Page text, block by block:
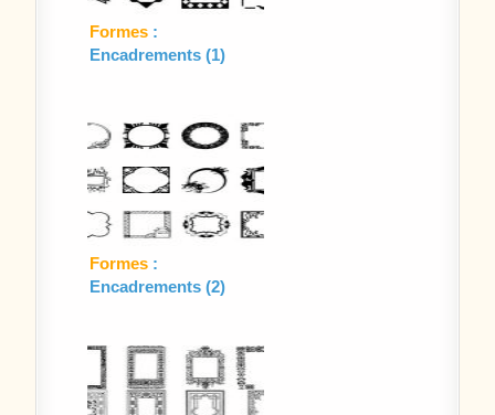
Formes :
Encadrements (1)
Formes :
Encadrements (2)